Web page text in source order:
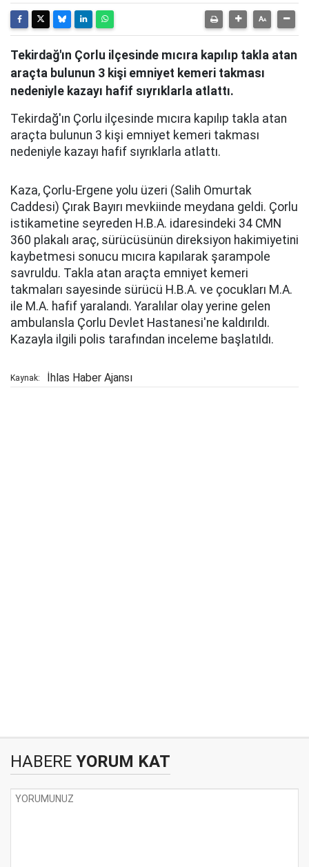
Tekirdağ'ın Çorlu ilçesinde mıcıra kapılıp takla atan
araçta bulunun 3 kişi emniyet kemeri takması
nedeniyle kazayı hafif sıyrıklarla atlattı.
Tekirdağ'ın Çorlu ilçesinde mıcıra kapılıp takla atan
araçta bulunun 3 kişi emniyet kemeri takması
nedeniyle kazayı hafif sıyrıklarla atlattı.
Kaza, Çorlu-Ergene yolu üzeri (Salih Omurtak
Caddesi) Çırak Bayırı mevkiinde meydana geldi. Çorlu
istikametine seyreden H.B.A. idaresindeki 34 CMN
360 plakalı araç, sürücüsünün direksiyon hakimiyetini
kaybetmesi sonucu mıcıra kapılarak şarampole
savruldu. Takla atan araçta emniyet kemeri
takmaları sayesinde sürücü H.B.A. ve çocukları M.A.
ile M.A. hafif yaralandı. Yaralılar olay yerine gelen
ambulansla Çorlu Devlet Hastanesi'ne kaldırıldı.
Kazayla ilgili polis tarafından inceleme başlatıldı.
Kaynak: İhlas Haber Ajansı
HABERE YORUM KAT